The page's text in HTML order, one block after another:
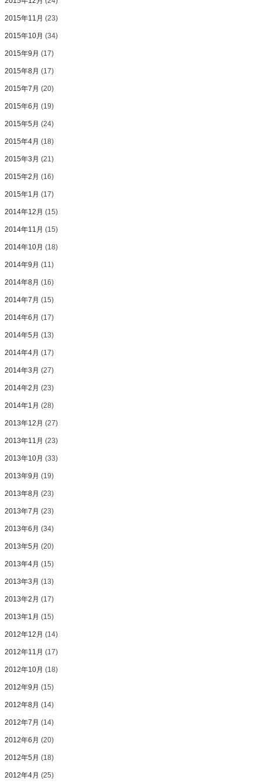
2015年11月 (23)
2015年10月 (34)
2015年9月 (17)
2015年8月 (17)
2015年7月 (20)
2015年6月 (19)
2015年5月 (24)
2015年4月 (18)
2015年3月 (21)
2015年2月 (16)
2015年1月 (17)
2014年12月 (15)
2014年11月 (15)
2014年10月 (18)
2014年9月 (11)
2014年8月 (16)
2014年7月 (15)
2014年6月 (17)
2014年5月 (13)
2014年4月 (17)
2014年3月 (27)
2014年2月 (23)
2014年1月 (28)
2013年12月 (27)
2013年11月 (23)
2013年10月 (33)
2013年9月 (19)
2013年8月 (23)
2013年7月 (23)
2013年6月 (34)
2013年5月 (20)
2013年4月 (15)
2013年3月 (13)
2013年2月 (17)
2013年1月 (15)
2012年12月 (14)
2012年11月 (17)
2012年10月 (18)
2012年9月 (15)
2012年8月 (14)
2012年7月 (14)
2012年6月 (20)
2012年5月 (18)
2012年4月 (25)